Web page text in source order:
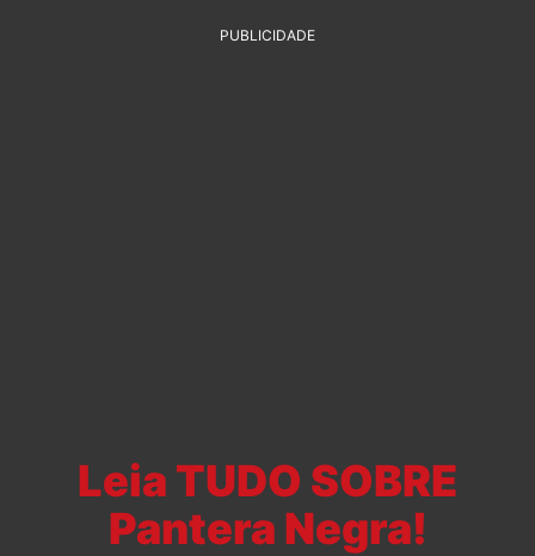
PUBLICIDADE
Leia TUDO SOBRE
Pantera Negra!